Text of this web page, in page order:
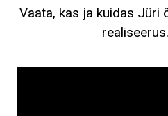
Vaata, kas ja kuidas Jüri